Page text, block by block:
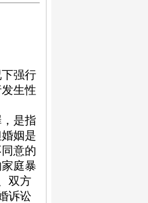
强行
生性
是指
姻是
意的
庭暴
双方
诉讼